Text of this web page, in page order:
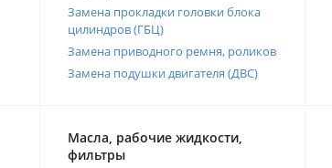
Замена прокладки головки блока
цилиндров (ГБЦ)
Замена приводного ремня, роликов
Замена подушки двигателя (ДВС)
Масла, рабочие жидкости,
фильтры